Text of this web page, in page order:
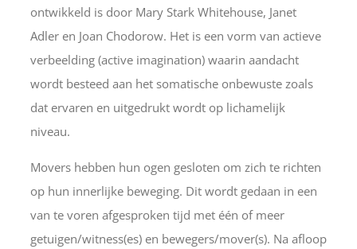
ontwikkeld is door Mary Stark Whitehouse, Janet
Adler en Joan Chodorow. Het is een vorm van actieve
verbeelding (active imagination) waarin aandacht
wordt besteed aan het somatische onbewuste zoals
dat ervaren en uitgedrukt wordt op lichamelijk
niveau.
Movers hebben hun ogen gesloten om zich te richten
op hun innerlijke beweging. Dit wordt gedaan in een
van te voren afgesproken tijd met één of meer
getuigen/witness(es) en bewegers/mover(s). Na afloop